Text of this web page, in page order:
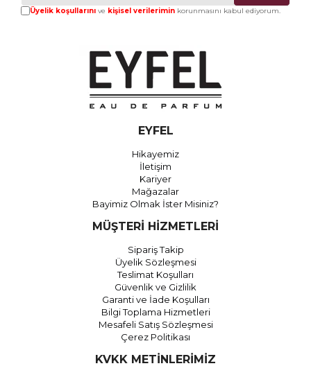
Üyelik koşullarınıve kişisel verileriminkorunmasını kabul ediyorum.
EYFEL
Hikayemiz
İletişim
Kariyer
Mağazalar
Bayimiz Olmak İster Misiniz?
MÜŞTERİ HİZMETLERİ
Sipariş Takip
Üyelik Sözleşmesi
Teslimat Koşulları
Güvenlik ve Gizlilik
Garanti ve İade Koşulları
Bilgi Toplama Hizmetleri
Mesafeli Satış Sözleşmesi
Çerez Politikası
KVKK METİNLERİMİZ